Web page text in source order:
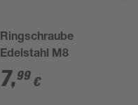
Ringschraube
Edelstahl M8
7,99 €